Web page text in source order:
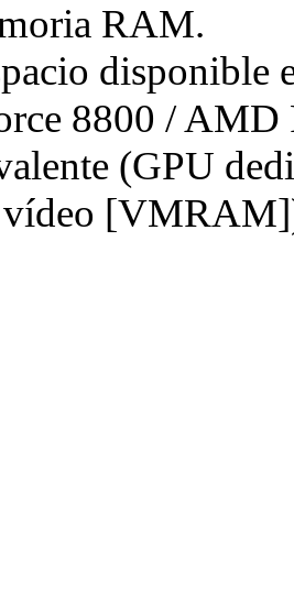
RAM.
disponible
8800 / AMD
(GPU
vídeo